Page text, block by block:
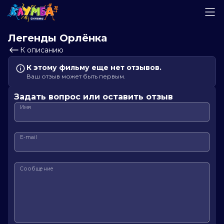
Легенды Орлёнка
К описанию
К этому фильму еще нет отзывов.
Ваш отзыв может быть первым.
Задать вопрос или оставить отзыв
Имя
E-mail
Сообщение